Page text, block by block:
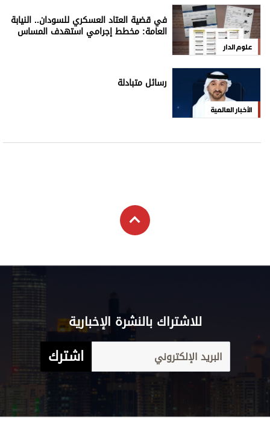
علوم الدار
في قضية العتاد العسكري للسودان.. النيابة
العامة: مخطط إجرامي استهدف المساس
الأخبار العالمية
رسائل متبادلة
للاشتراك بالنشرة الإخبارية
اشترك